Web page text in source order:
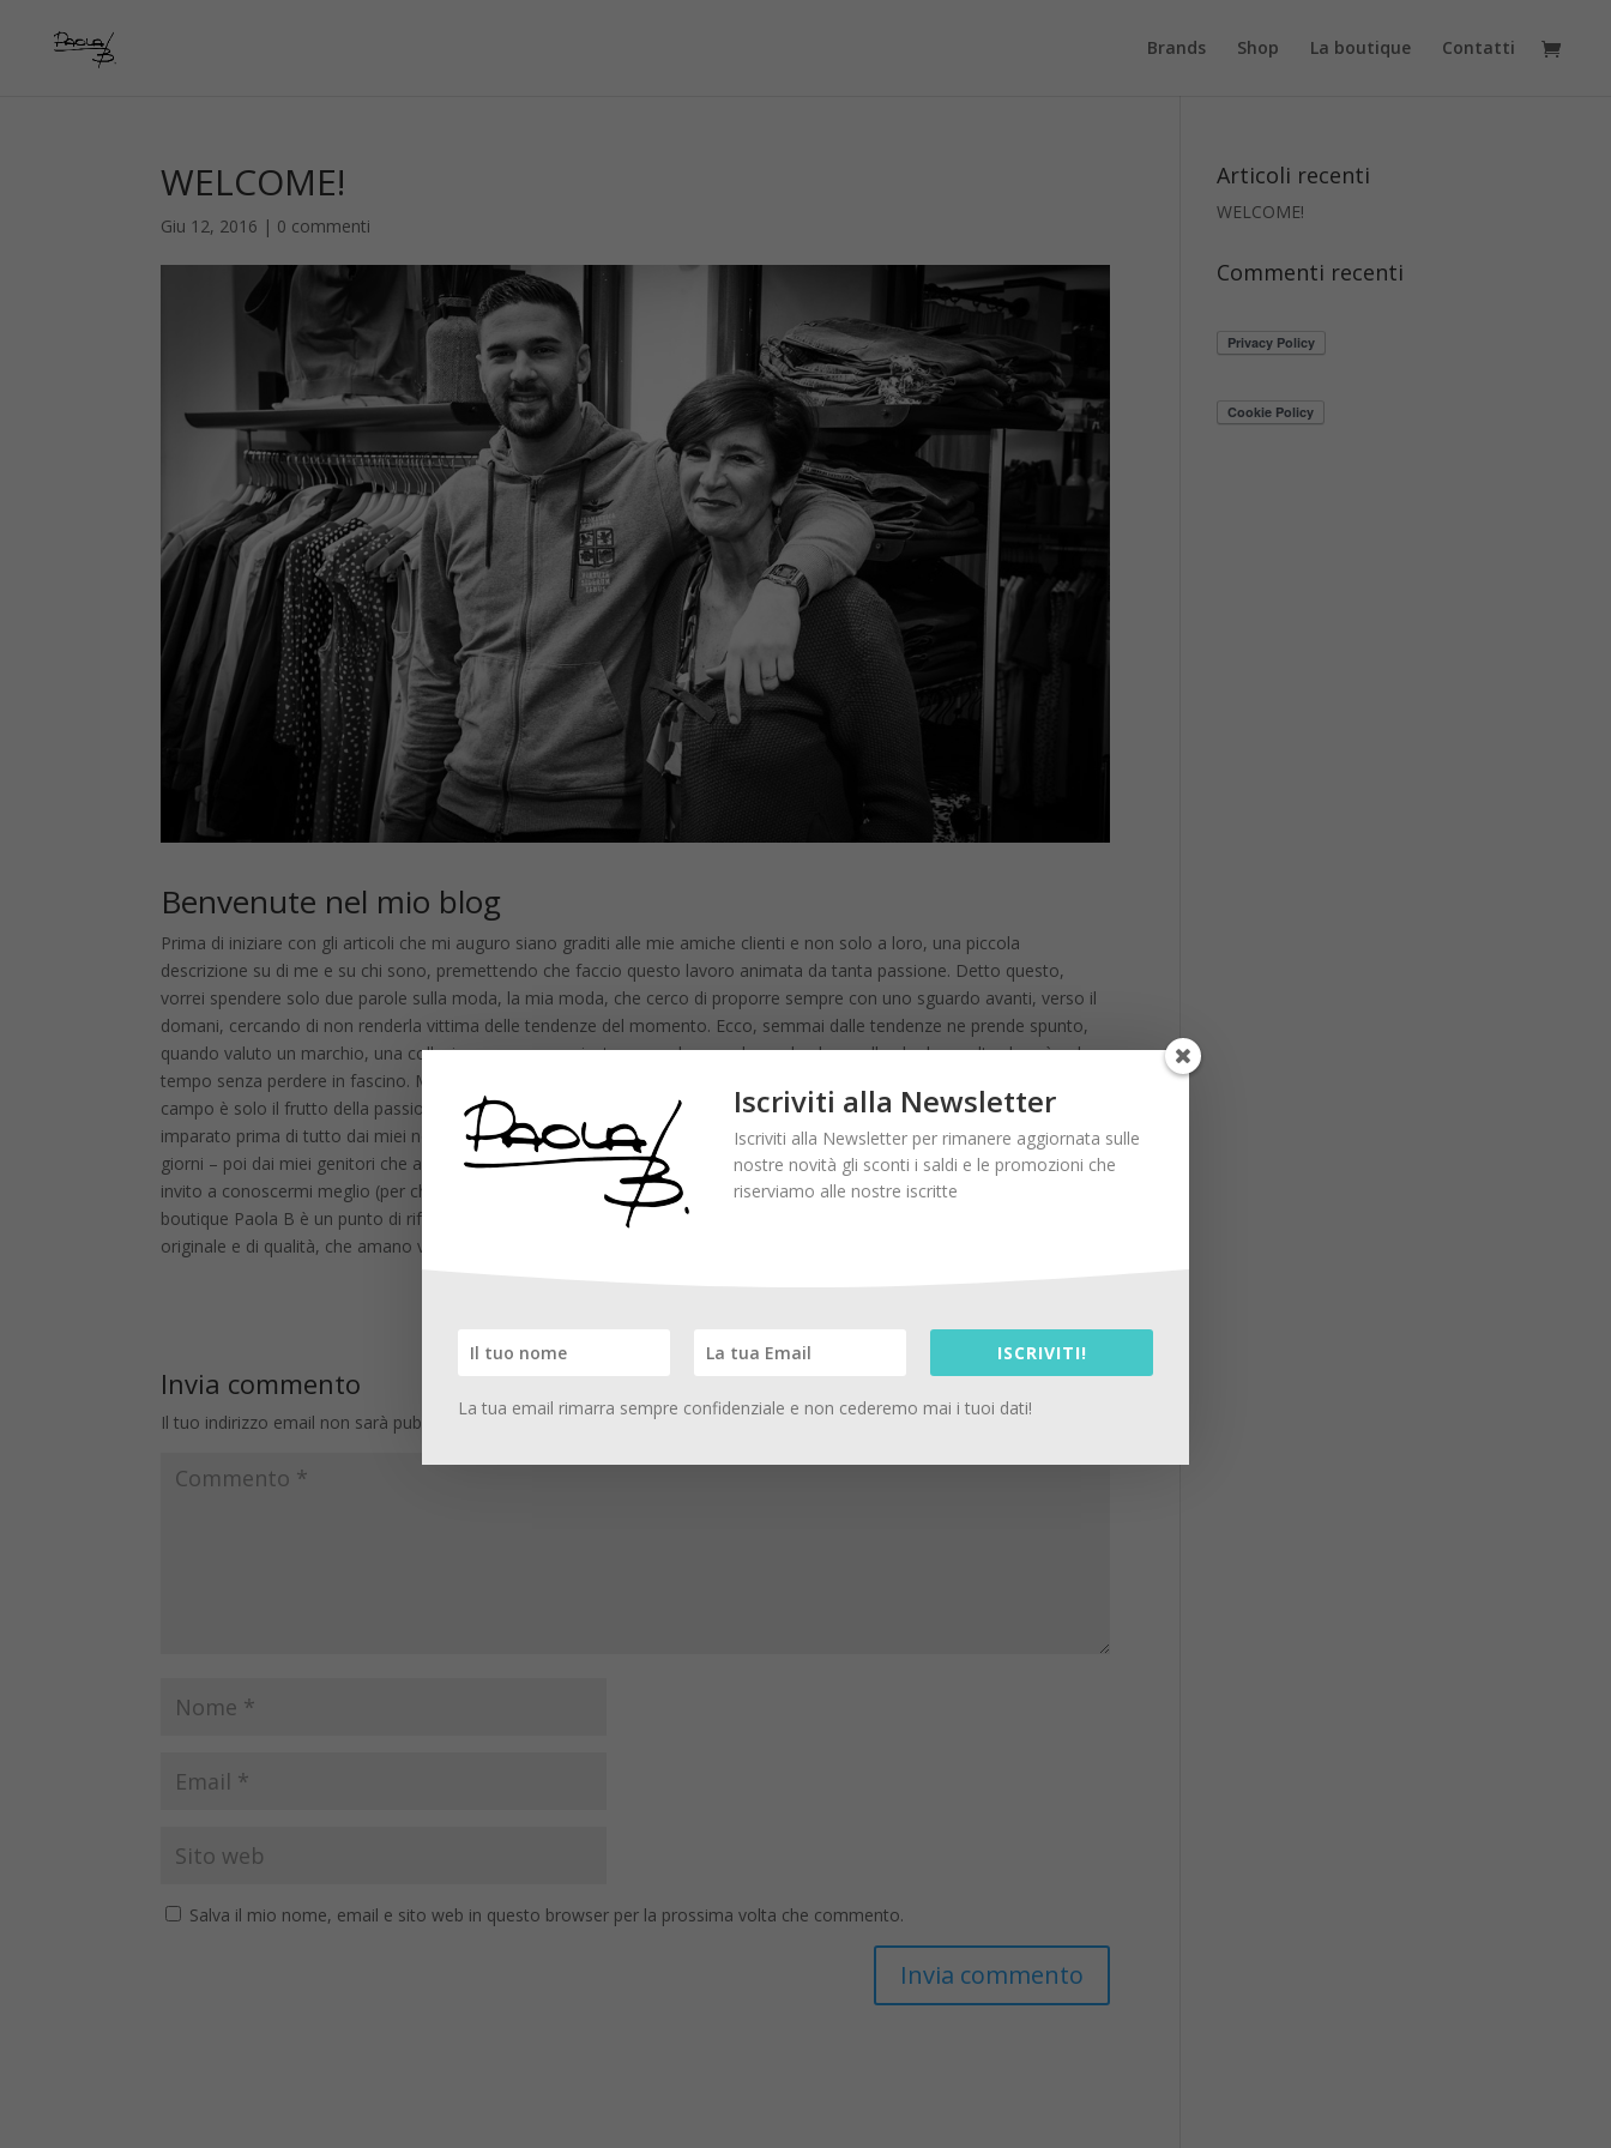
Brands Shop La boutique Contatti
WELCOME!
Giu 12, 2016 | 0 commenti
Benvenute nel mio blog
Prima di iniziare con gli articoli che mi auguro siano graditi alle mie amiche clienti e non solo a loro, una piccola
descrizione su di me e su chi sono, premettendo che faccio questo lavoro animata da tanta passione. Detto questo,
vorrei spendere solo due parole sulla moda, la mia moda, che cerco di proporre sempre con uno sguardo avanti, verso il
domani, cercando di non renderla vittima delle tendenze del momento. Ecco, semmai dalle tendenze ne prende spunto,
quando valuto un marchio, una collezione e un capo giusto, ma solo quando credo che quello che ho scelto durerà nel
tempo senza perdere in fascino. Mi comporto in questo modo da sempre. La mia cultura ed esperienza in questo
campo è solo il frutto della passione che accomuna le ultime tre generazioni della mia famiglia, fin da piccola ho
imparato prima di tutto dai miei nonni – primi titolari del negozio storico di Viale Manzoni, quello dove mi trovate tutti i
giorni – poi dai miei genitori che ancora oggi rappresentano molti tra i più prestigiosi marchi italiani. Per concludere questo
invito a conoscermi meglio (per chi mi legge per la prima volta) aggiungo che oggi – e di questo sono felicissima – la
boutique Paola B è un punto di riferimento per tutte le donne, quasi sempre amiche, che cercano un abbigliamento
originale e di qualità, che amano vestire semplicemente con gusto ed entusiasmo.
Invia commento
Il tuo indirizzo email non sarà pubblicato. I campi obbligatori sono contrassegnati*
Salva il mio nome, email e sito web in questo browser per la prossima volta che commento.
Articoli recenti
WELCOME!
Commenti recenti
Iscriviti alla Newsletter
Iscriviti alla Newsletter per rimanere aggiornata sulle
nostre novità gli sconti i saldi e le promozioni che
riserviamo alle nostre iscritte
ISCRIVITI!
La tua email rimarra sempre confidenziale e non cederemo mai i tuoi dati!